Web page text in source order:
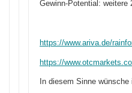
Gewinn-Potential: weitere
https://www.ariva.de/
https://
In diesem Sinne